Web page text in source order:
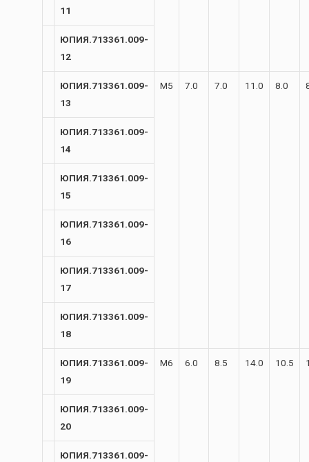
11
ЮПИЯ.713361.009-
12
ЮПИЯ.713361.009-
13
М5 7.0 7.0 11.0 8.0
ЮПИЯ.713361.009-
14
ЮПИЯ.713361.009-
15
ЮПИЯ.713361.009-
16
ЮПИЯ.713361.009-
17
ЮПИЯ.713361.009-
18
ЮПИЯ.713361.009-
19
М6 6.0 8.5 14.0 10.5
ЮПИЯ.713361.009-
20
ЮПИЯ.713361.009-